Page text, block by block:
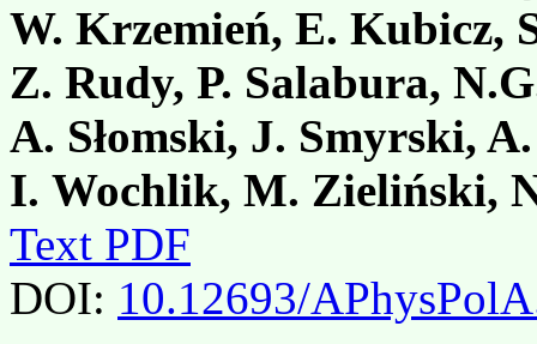
W. Krzemień, E. Kubicz,
Z. Rudy, P. Salabura,
A. Słomski, J. Smyrski,
I. Wochlik, M. Zieliński,
Text PDF
DOI: 10.12693/